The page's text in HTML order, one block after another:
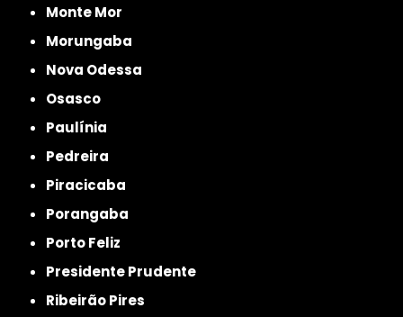
Monte Mor
Morungaba
Nova Odessa
Osasco
Paulínia
Pedreira
Piracicaba
Porangaba
Porto Feliz
Presidente Prudente
Ribeirão Pires